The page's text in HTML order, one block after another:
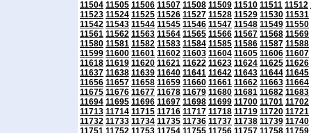
11504 11505 11506 11507 11508 11509 11510 11511 11512
11523 11524 11525 11526 11527 11528 11529 11530 11531
11542 11543 11544 11545 11546 11547 11548 11549 11550
11561 11562 11563 11564 11565 11566 11567 11568 11569
11580 11581 11582 11583 11584 11585 11586 11587 11588
11599 11600 11601 11602 11603 11604 11605 11606 11607
11618 11619 11620 11621 11622 11623 11624 11625 11626
11637 11638 11639 11640 11641 11642 11643 11644 11645
11656 11657 11658 11659 11660 11661 11662 11663 11664
11675 11676 11677 11678 11679 11680 11681 11682 11683
11694 11695 11696 11697 11698 11699 11700 11701 11702
11713 11714 11715 11716 11717 11718 11719 11720 11721
11732 11733 11734 11735 11736 11737 11738 11739 11740
11751 11752 11753 11754 11755 11756 11757 11758 11759